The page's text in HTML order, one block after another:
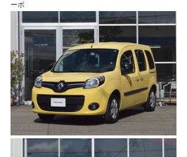
ーボ